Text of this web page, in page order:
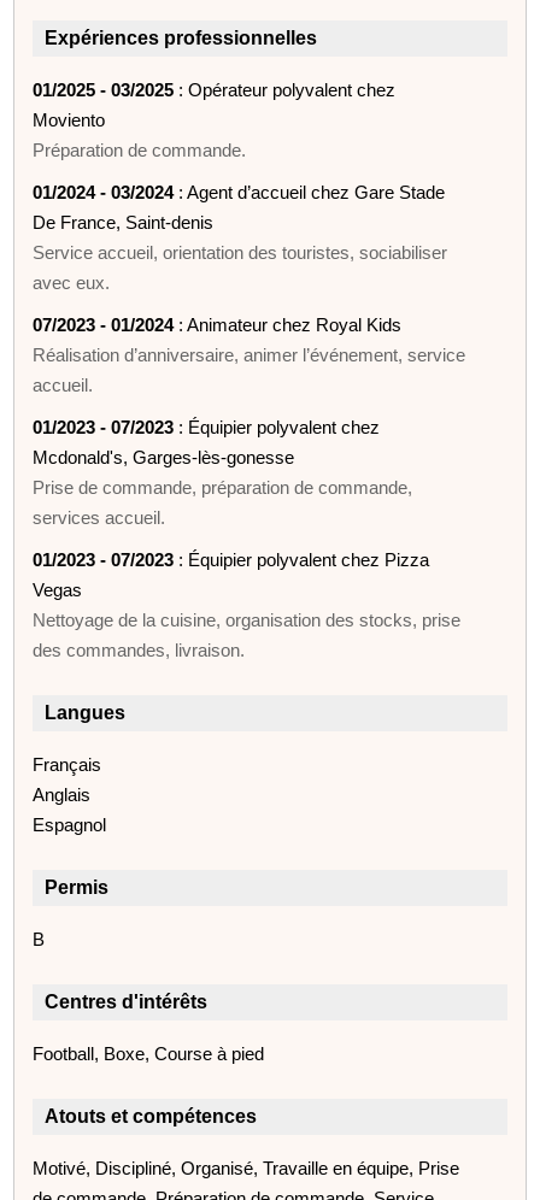
Expériences professionnelles
01/2025 - 03/2025 : Opérateur polyvalent chez
Moviento
Préparation de commande.
01/2024 - 03/2024: Agent d’accueil chez Gare Stade
De France, Saint-denis
Service accueil, orientation des touristes, sociabiliser
avec eux.
07/2023 - 01/2024: Animateur chez Royal Kids
Réalisation d’anniversaire, animer l’événement, service
accueil.
01/2023 - 07/2023 : Équipier polyvalent chez
Mcdonald's, Garges-lès-gonesse
Prise de commande, préparation de commande,
services accueil.
01/2023 - 07/2023 : Équipier polyvalent chez Pizza
Vegas
Nettoyage de la cuisine, organisation des stocks, prise
des commandes, livraison.
Langues
Français
Anglais
Espagnol
Permis
B
Centres d'intérêts
Football, Boxe, Course à pied
Atouts et compétences
Motivé, Discipliné, Organisé, Travaille en équipe, Prise